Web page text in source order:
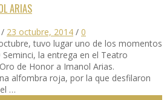
ARIAS
/ 23 octubre, 2014 / 0
tuvo lugar uno de los momentos
la entrega en el Teatro
de Honor a Imanol Arias.
alfombra roja, por la que desfilaron
…